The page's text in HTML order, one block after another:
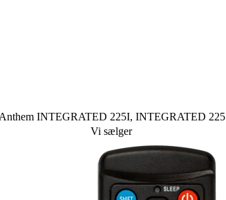
INTEGRATED 225I, INTEGRATED 225
Vi sælger